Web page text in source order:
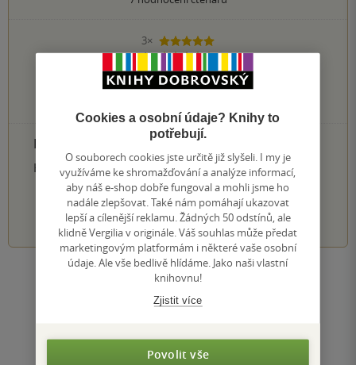
3×
5 hvězdiček
4×
0×
3 hvězdičky
0×
2 hvězdičky
PŘIDEJTE SVÉ HODNOCENÍ PRODUKTU
Hodnocení našich knihkupců: 0.0 z 5
1 2 3 4 5
Zobrazit všechna hodnocení
Cookies a osobní údaje? Knihy to
potřebují.
O souborech cookies jste určitě již slyšeli. I my je
využíváme ke shromažďování a analýze informací,
aby náš e-shop dobře fungoval a mohli jsme ho
nadále zlepšovat. Také nám pomáhají ukazovat
lepší a cílenější reklamu. Žádných 50 odstínů, ale
klidně Vergilia v originále. Váš souhlas může předat
marketingovým platformám i některé vaše osobní
údaje. Ale vše bedlivě hlídáme. Jako naši vlastní
knihovnu!
Zjistit více
Povolit vše